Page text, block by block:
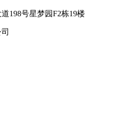
198号星梦园F2栋19楼